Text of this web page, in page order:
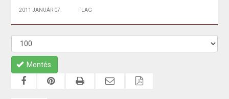
2011 JANUÁR 07. FLAG
Mentés